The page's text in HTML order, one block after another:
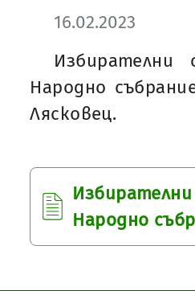
16.02.2023
Избирателни
Народно
Лясковец.
Избирателни
Народно